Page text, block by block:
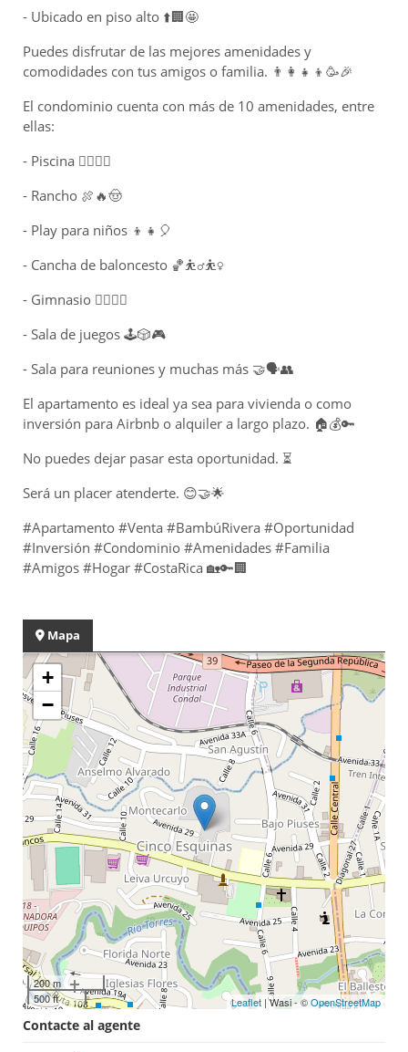
- Ubicado en piso alto ⬆️🏢🤩
Puedes disfrutar de las mejores amenidades y
comodidades con tus amigos o familia. 👨‍👩‍👧‍👦🥳🎉
El condominio cuenta con más de 10 amenidades, entre
ellas:
- Piscina 🏊‍♀️💦😎
- Rancho 🍖🔥🤠
- Play para niños 👦👧🎈
- Cancha de baloncesto 🏀⛹️‍♂️⛹️‍♀️
- Gimnasio 🏋️‍♀️💪🤸
- Sala de juegos 🕹️🎲🎮
- Sala para reuniones y muchas más 🤝🗣️👥
El apartamento es ideal ya sea para vivienda o como
inversión para Airbnb o alquiler a largo plazo. 🏠💰🔑
No puedes dejar pasar esta oportunidad. ⏳
Será un placer atenderte. 😊🤝🌟
#Apartamento #Venta #BambúRivera #Oportunidad
#Inversión #Condominio #Amenidades #Familia
#Amigos #Hogar #CostaRica 🏡🔑🏢
Mapa
+
−
200 m
500 ft
Leaflet | Wasi - ©OpenStreetMap
Contacte al agente